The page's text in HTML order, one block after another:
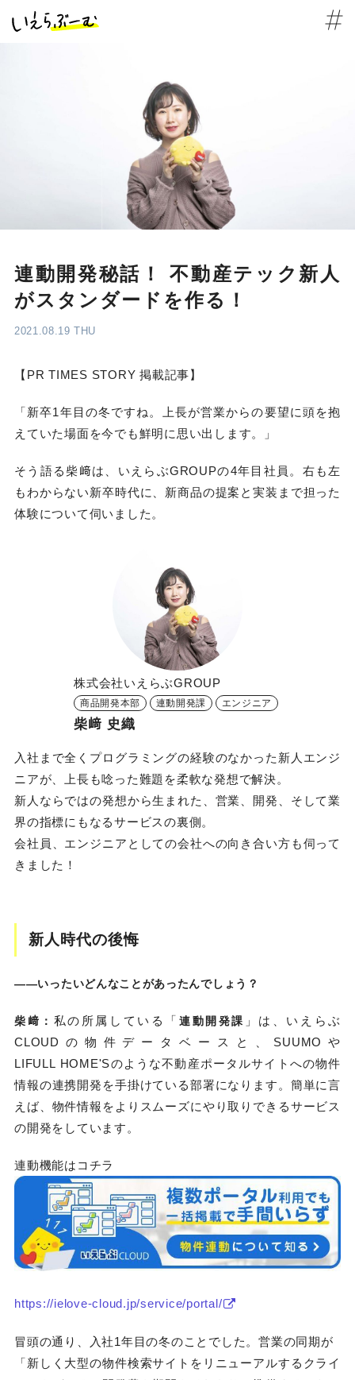
連動開発秘話！ 不動産テック新人
がスタンダードを作る！
2021.08.19 THU
【PR TIMES STORY 掲載記事】
「新卒1年目の冬ですね。上長が営業からの要望に頭を抱
えていた場面を今でも鮮明に思い出します。」
そう語る柴﨑は、いえらぶGROUPの4年目社員。右も左
もわからない新卒時代に、新商品の提案と実装まで担った
体験について伺いました。
株式会社いえらぶGROUP
商品開発本部 連動開発課 エンジニア
柴﨑 史織
入社まで全くプログラミングの経験のなかった新人エンジ
ニアが、上長も唸った難題を柔軟な発想で解決。
新人ならではの発想から生まれた、営業、開発、そして業
界の指標にもなるサービスの裏側。
会社員、エンジニアとしての会社への向き合い方も伺って
きました！
新人時代の後悔
――いったいどんなことがあったんでしょう？
柴﨑： 私の所属している「 連動開発課 」は、いえらぶ
CLOUDの物件データベースと、SUUMOや
LIFULL HOME'Sのような不動産ポータルサイトへの物件
情報の連携開発を手掛けている部署になります。簡単に言
えば、物件情報をよりスムーズにやり取りできるサービス
の開発をしています。
連動機能はコチラ
https://ielove-cloud.jp/service/portal/
冒頭の通り、入社1年目の冬のことでした。営業の同期が
「新しく大型の物件検索サイトをリニューアルするクライ